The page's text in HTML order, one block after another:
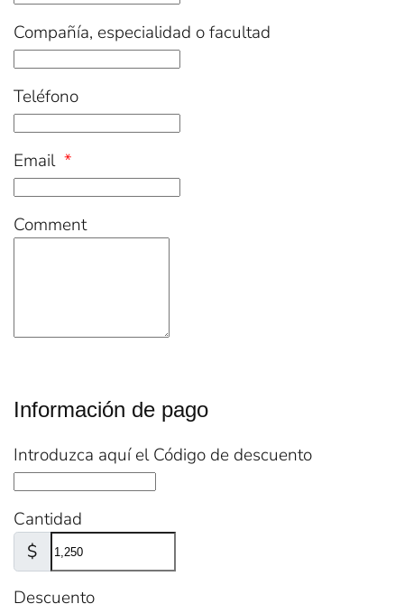
Compañía, especialidad o facultad
Teléfono
Email *
Comment
Información de pago
Introduzca aquí el Código de descuento
Cantidad
$
Descuento